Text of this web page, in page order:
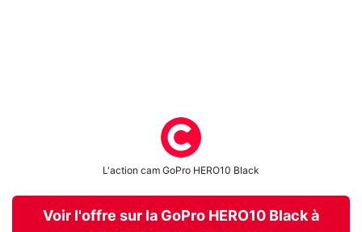
L'action cam GoPro HERO10 Black
Voir l'offre sur la GoPro HERO10 Black à